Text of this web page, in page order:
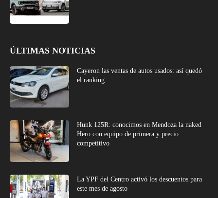
ÚLTIMAS NOTICIAS
Cayeron las ventas de autos usados: así quedó
el ranking
Hunk 125R: conocimos en Mendoza la naked
Hero con equipo de primera y precio
competitivo
La YPF del Centro activó los descuentos para
este mes de agosto